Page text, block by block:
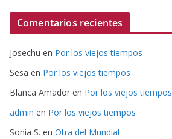
Comentarios recientes
Josechu en Por los viejos tiempos
Sesa en Por los viejos tiempos
Blanca Amador en Por los viejos tiempos
admin en Por los viejos tiempos
Sonia S. en Otra del Mundial